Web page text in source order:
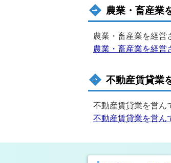
農業・畜産業
農業・畜産業を経営
農業・畜産業を経営
不動産賃貸業
不動産賃貸業を営ん
不動産賃貸業を営ん